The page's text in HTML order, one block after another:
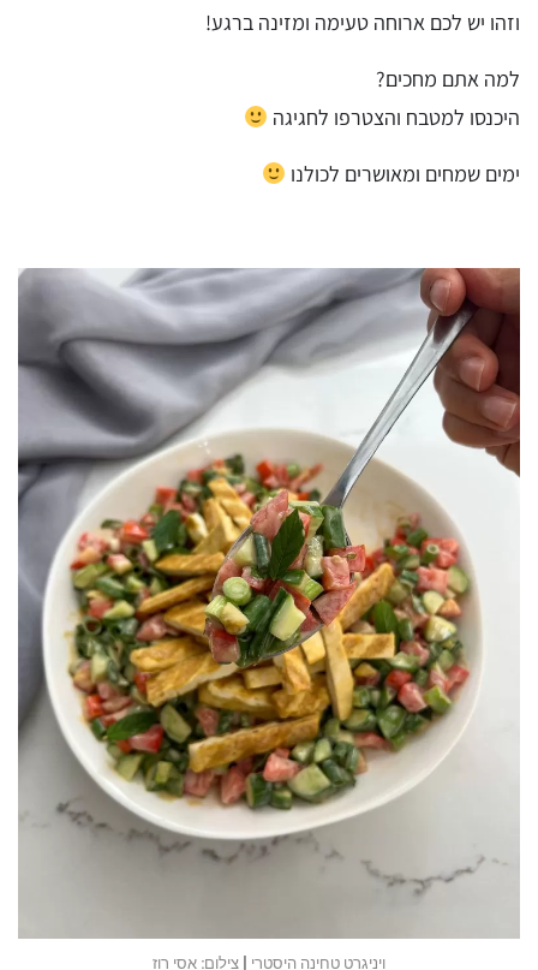
וזהו יש לכם ארוחה טעימה ומזינה ברגע!
למה אתם מחכים?
היכנסו למטבח והצטרפו לחגיגה
ימים שמחים ומאושרים לכולנו
ויניגרט טחינה היסטרי | צילום: אסי רוז